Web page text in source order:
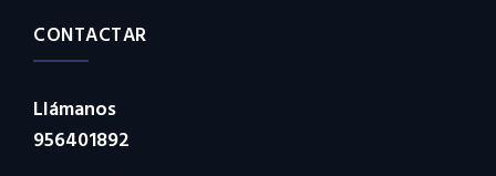
CONTACTAR
Llámanos
956401892